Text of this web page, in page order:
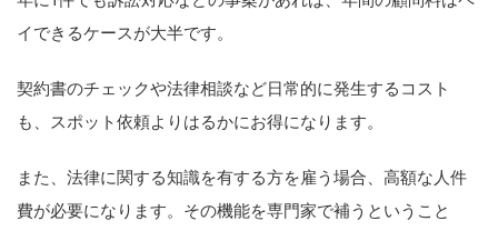
イできるケースが大半です。
契約書のチェックや法律相談など日常的に発生するコスト
も、スポット依頼よりはるかにお得になります。
また、法律に関する知識を有する方を雇う場合、高額な人件
費が必要になります。その機能を専門家で補うということ